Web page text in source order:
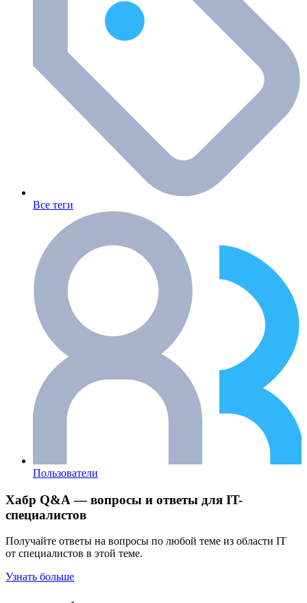
Все теги
Пользователи
Хабр Q&A — вопросы и ответы для IT-
специалистов
Получайте ответы на вопросы по любой теме из области IT
от специалистов в этой теме.
Узнать больше